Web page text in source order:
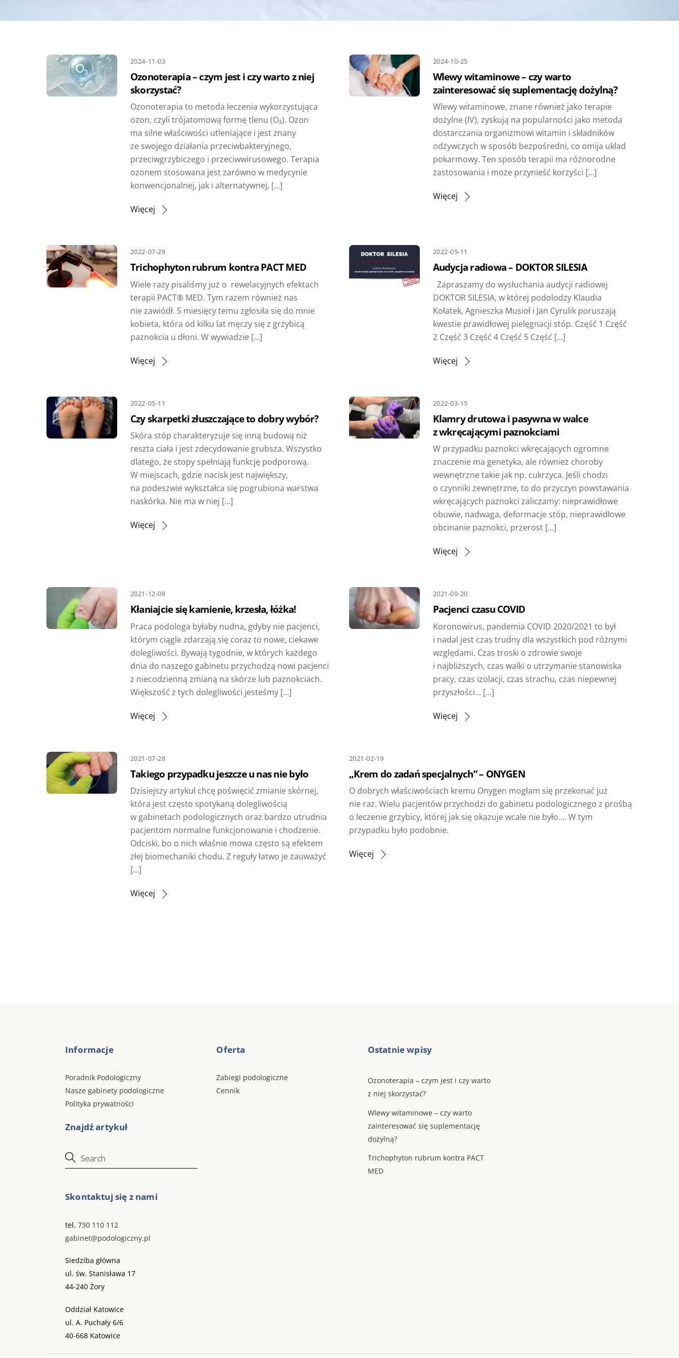
2024-11-03
Ozonoterapia – czym jest i czy warto z niej
skorzystać?
Ozonoterapia to metoda leczenia wykorzystująca
ozon, czyli trójatomową formę tlenu (O₃). Ozon
ma silne właściwości utleniające i jest znany
ze swojego działania przeciwbakteryjnego,
przeciwgrzybiczego i przeciwwirusowego. Terapia
ozonem stosowana jest zarówno w medycynie
konwencjonalnej, jak i alternatywnej, […]
Więcej
2024-10-25
Wlewy witaminowe – czy warto
zainteresować się suplementację dożylną?
Wlewy witaminowe, znane również jako terapie
dożylne (IV), zyskują na popularności jako metoda
dostarczania organizmowi witamin i składników
odżywczych w sposób bezpośredni, co omija układ
pokarmowy. Ten sposób terapii ma różnorodne
zastosowania i może przynieść korzyści […]
Więcej
2022-07-28
Trichophyton rubrum kontra PACT MED
Wiele razy pisaliśmy już o rewelacyjnych efektach
terapii PACT® MED. Tym razem również nas
nie zawiódł. 5 miesięcy temu zgłosiła się do mnie
kobieta, która od kilku lat męczy się z grzybicą
paznokcia u dłoni. W wywiadzie […]
Więcej
2022-05-11
Audycja radiowa – DOKTOR SILESIA
Zapraszamy do wysłuchania audycji radiowej
DOKTOR SILESIA, w której podolodzy Klaudia
Kołatek, Agnieszka Musioł i Jan Cyrulik poruszają
kwestie prawidłowej pielęgnacji stóp. Część 1 Część
2 Część 3 Część 4 Część 5 Część […]
Więcej
2022-05-11
Czy skarpetki złuszczające to dobry wybór?
Skóra stóp charakteryzuje się inną budową niż
reszta ciała i jest zdecydowanie grubsza. Wszystko
dlatego, że stopy spełniają funkcję podporową.
W miejscach, gdzie nacisk jest największy,
na podeszwie wykształca się pogrubiona warstwa
naskórka. Nie ma w niej […]
Więcej
2022-03-15
Klamry drutowa i pasywna w walce
z wkręcającymi paznokciami
W przypadku paznokci wkręcających ogromne
znaczenie ma genetyka, ale również choroby
wewnętrzne takie jak np. cukrzyca. Jeśli chodzi
o czynniki zewnętrzne, to do przyczyn powstawania
wkręcających paznokci zaliczamy: nieprawidłowe
obuwie, nadwaga, deformacje stóp, nieprawidłowe
obcinanie paznokci, przerost […]
Więcej
2021-12-08
Kłaniajcie się kamienie, krzesła, łóżka!
Praca podologa byłaby nudna, gdyby nie pacjenci,
którym ciągle zdarzają się coraz to nowe, ciekawe
dolegliwości. Bywają tygodnie, w których każdego
dnia do naszego gabinetu przychodzą nowi pacjenci
z niecodzienną zmianą na skórze lub paznokciach.
Większość z tych dolegliwości jesteśmy […]
Więcej
2021-09-20
Pacjenci czasu COVID
Koronowirus, pandemia COVID 2020/2021 to był
i nadal jest czas trudny dla wszystkich pod różnymi
względami. Czas troski o zdrowie swoje
i najbliższych, czas walki o utrzymanie stanowiska
pracy, czas izolacji, czas strachu, czas niepewnej
przyszłości… […]
Więcej
2021-07-28
Takiego przypadku jeszcze u nas nie było
Dzisiejszy artykuł chcę poświęcić zmianie skórnej,
która jest często spotykaną dolegliwością
w gabinetach podologicznych oraz bardzo utrudnia
pacjentom normalne funkcjonowanie i chodzenie.
Odciski, bo o nich właśnie mowa często są efektem
złej biomechaniki chodu. Z reguły łatwo je zauważyć
[…]
Więcej
2021-02-19
„Krem do zadań specjalnych” – ONYGEN
O dobrych właściwościach kremu Onygen mogłam się przekonać już
nie raz. Wielu pacjentów przychodzi do gabinetu podologicznego z prośbą
o leczenie grzybicy, której jak się okazuje wcale nie było…. W tym
przypadku było podobnie.
Więcej
Informacje
Poradnik Podologiczny
Nasze gabinety podologiczne
Polityka prywatności
Znajdź artykuł
Oferta
Zabiegi podologiczne
Cennik
Ostatnie wpisy
Ozonoterapia – czym jest i czy warto
z niej skorzystać?
Wlewy witaminowe – czy warto
zainteresować się suplementację
dożylną?
Trichophyton rubrum kontra PACT
MED
Skontaktuj się z nami
tel.730 110 112
gabinet@podologiczny.pl
Siedziba główna
ul. św. Stanisława 17
44-240 Żory
Oddział Katowice
ul. A. Puchały 6/6
40-668 Katowice